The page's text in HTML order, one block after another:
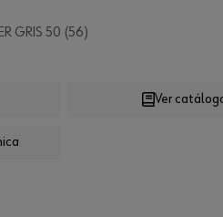
GRIS 50 (56)
Ver